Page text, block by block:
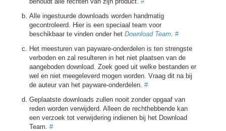
Alle ingestuurde downloads worden handmatig
gecontroleerd. Hier is een speciaal team voor
beschikbaar te vinden onder het Download Team. #
Het meesturen van payware-onderdelen is ten strengste
verboden en zal resulteren in het niet plaatsen van de
aangeboden download. Zoek goed uit welke bestanden er
wel en niet meegeleverd mogen worden. Vraag dit na bij
de auteur van het payware-onderdelen. #
Geplaatste downloads zullen nooit zonder opgaaf van
reden worden verwijderd. Alleen de rechthebbende kan
een verzoek tot verwijdering indienen bij het Download
Team. #